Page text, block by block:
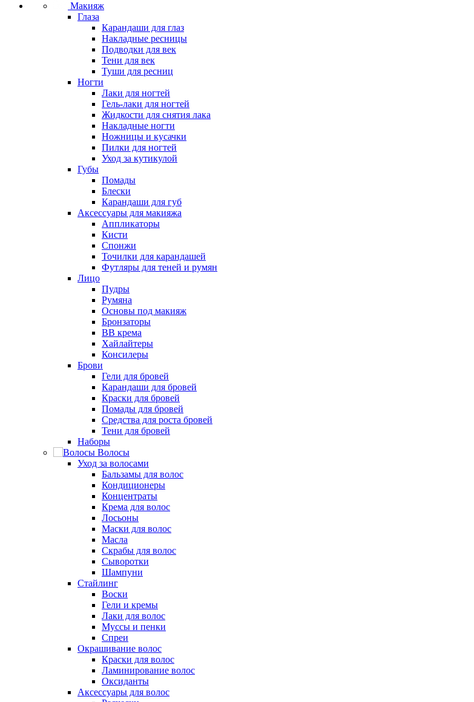
Макияж
Глаза
Карандаши для глаз
Накладные ресницы
Подводки для век
Тени для век
Туши для ресниц
Ногти
Лаки для ногтей
Гель-лаки для ногтей
Жидкости для снятия лака
Накладные ногти
Ножницы и кусачки
Пилки для ногтей
Уход за кутикулой
Губы
Помады
Блески
Карандаши для губ
Аксессуары для макияжа
Аппликаторы
Кисти
Спонжи
Точилки для карандашей
Футляры для теней и румян
Лицо
Пудры
Румяна
Основы под макияж
Бронзаторы
BB крема
Хайлайтеры
Консилеры
Брови
Гели для бровей
Карандаши для бровей
Краски для бровей
Помады для бровей
Средства для роста бровей
Тени для бровей
Наборы
Волосы
Уход за волосами
Бальзамы для волос
Кондиционеры
Концентраты
Крема для волос
Лосьоны
Маски для волос
Масла
Скрабы для волос
Сыворотки
Шампуни
Стайлинг
Воски
Гели и кремы
Лаки для волос
Муссы и пенки
Спреи
Окрашивание волос
Краски для волос
Ламинирование волос
Оксиданты
Аксессуары для волос